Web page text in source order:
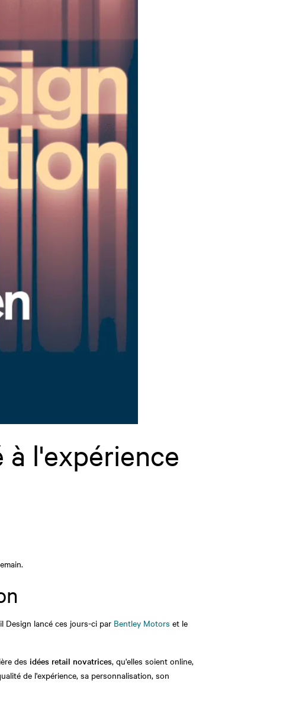
l'expérience
Design lancé ces jours-ci par Bentley Motors et le
des idées retail novatrices, qu'elles soient online,
de l'expérience, sa personnalisation, son